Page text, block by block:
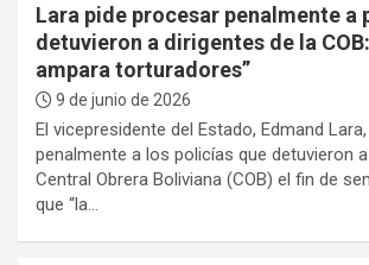
Lara pide procesar penalmente a
detuvieron a dirigentes de la
ampara torturadores”
9 de junio de 2026
El vicepresidente del Estado, Edmand
penalmente a los policías que detuvieron
Central Obrera Boliviana (COB) el fin de
que “la…